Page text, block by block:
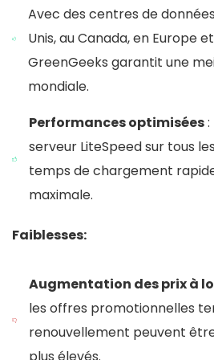
Avec des centres de
Unis, au Canada, en Europe
GreenGeeks garantit une
mondiale.
Performances optimisées
serveur LiteSpeed sur tous
temps de chargement
maximale.
Faiblesses:
Augmentation des prix à
les offres promotionnelles
renouvellement peuvent
plus élevés.